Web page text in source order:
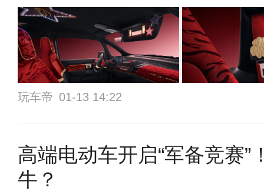
玩车帝 01-13 14:22
高端电动车开启“军备竞赛
牛？